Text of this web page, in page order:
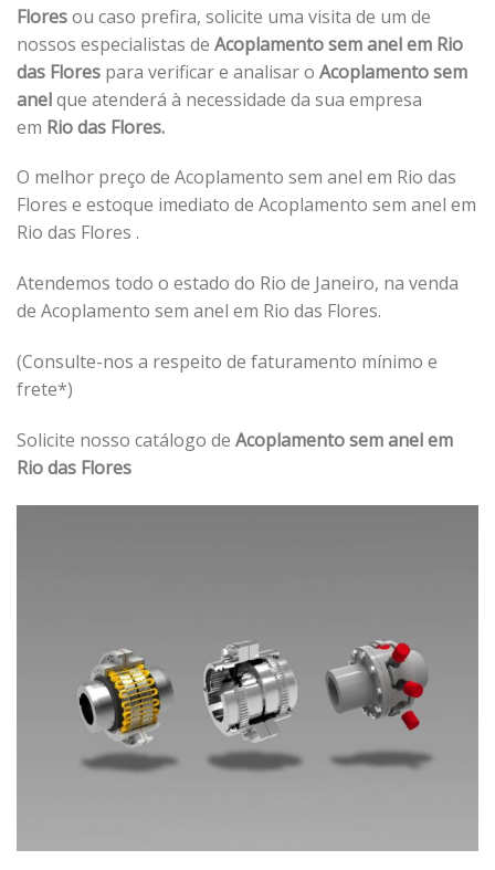
Floresou caso prefira, solicite uma visita de um de
nossos especialistas de Acoplamento sem anel em Rio
das Flores para verificar e analisar o Acoplamento sem
anelque atenderá à necessidade da sua empresa
em Rio das Flores.
O melhor preço de Acoplamento sem anel em Rio das
Flores e estoque imediato de Acoplamento sem anel em
Rio das Flores .
Atendemos todo o estado do Rio de Janeiro, na venda
de Acoplamento sem anel em Rio das Flores.
(Consulte-nos a respeito de faturamento mínimo e
frete*)
Solicite nosso catálogo de Acoplamento sem anel em
Rio das Flores